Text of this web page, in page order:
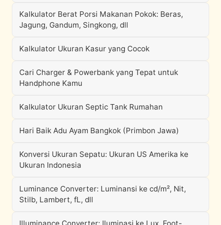
Kalkulator Berat Porsi Makanan Pokok: Beras,
Jagung, Gandum, Singkong, dll
Kalkulator Ukuran Kasur yang Cocok
Cari Charger & Powerbank yang Tepat untuk
Handphone Kamu
Kalkulator Ukuran Septic Tank Rumahan
Hari Baik Adu Ayam Bangkok (Primbon Jawa)
Konversi Ukuran Sepatu: Ukuran US Amerika ke
Ukuran Indonesia
Luminance Converter: Luminansi ke cd/m², Nit,
Stilb, Lambert, fL, dll